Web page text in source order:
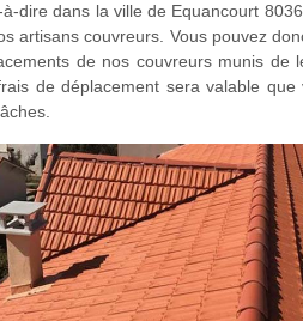
à-dire dans la ville de Equancourt
artisans couvreurs. Vous pouvez
de nos couvreurs munis de
de déplacement sera valable